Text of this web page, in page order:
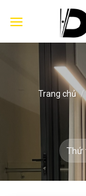
Trang chủ /